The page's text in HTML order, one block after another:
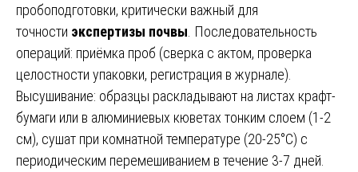
пробоподготовки, критически важный для
точности экспертизы почвы . Последовательность
операций: приёмка проб (сверка с актом, проверка
целостности упаковки, регистрация в журнале).
Высушивание: образцы раскладывают на листах крафт-
бумаги или в алюминиевых кюветах тонким слоем (1-2
см), сушат при комнатной температуре (20-25°C) с
периодическим перемешиванием в течение 3-7 дней.